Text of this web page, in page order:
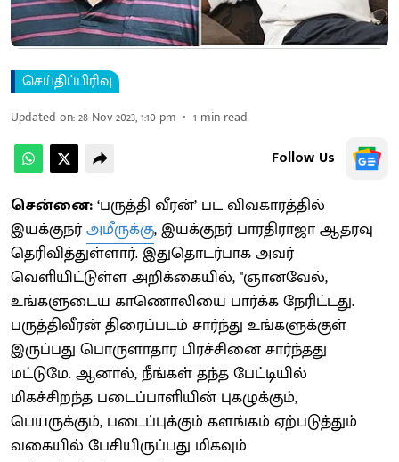
செய்திப்பிரிவு
Updated on:28 Nov 2023, 1:10 pm 1 min read
Follow Us
சென்னை:‘பருத்தி வீரன்’ பட விவகாரத்தில்
இயக்குநர்அமீருக்கு, இயக்குநர் பாரதிராஜா ஆதரவு
தெரிவித்துள்ளார். இதுதொடர்பாக அவர்
வெளியிட்டுள்ள அறிக்கையில், "ஞானவேல்,
உங்களுடைய காணொலியை பார்க்க நேரிட்டது.
பருத்திவீரன் திரைப்படம் சார்ந்து உங்களுக்குள்
இருப்பது பொருளாதார பிரச்சினை சார்ந்தது
மட்டுமே. ஆனால், நீங்கள் தந்த பேட்டியில்
மிகச்சிறந்த படைப்பாளியின் புகழுக்கும்,
பெயருக்கும், படைப்புக்கும் களங்கம் ஏற்படுத்தும்
வகையில் பேசியிருப்பது மிகவும்